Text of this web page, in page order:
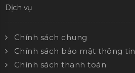
Dịch vụ
Chính sách chung
Chính sách bảo mật thông tin
Chính sách thanh toán